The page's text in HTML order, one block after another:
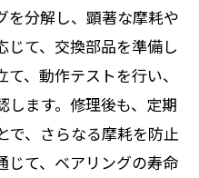
を分解し、顕著な摩耗や
じて、交換部品を準備し
、動作テストを行い、
します。修理後も、定期
で、さらなる摩耗を防止
じて、ベアリングの寿命